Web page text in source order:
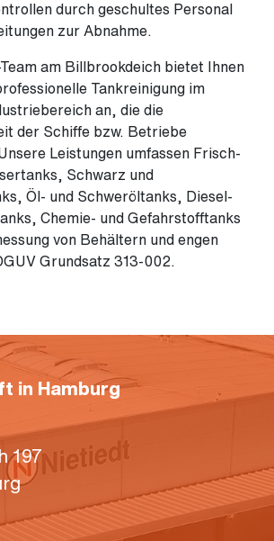
durch geschultes Personal
zur Abnahme.
am Billbrookdeich bietet Ihnen
Tankreinigung im
an, die die
der Schiffe bzw. Betriebe
Leistungen umfassen Frisch-
Schwarz und
Öl- und Schweröltanks, Diesel-
Chemie- und Gefahrstofftanks
von Behältern und engen
Grundsatz 313-002.
in Hamburg
197